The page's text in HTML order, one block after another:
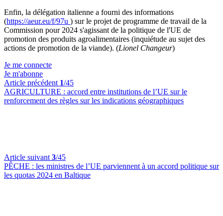
Enfin, la délégation italienne a fourni des informations
(https://aeur.eu/f/97u ) sur le projet de programme de travail de la
Commission pour 2024 s'agissant de la politique de l'UE de
promotion des produits agroalimentaires (inquiétude au sujet des
actions de promotion de la viande). (Lionel Changeur)
Je me connecte
Je m'abonne
Article précédent 1/45
AGRICULTURE : accord entre institutions de l’UE sur le
renforcement des règles sur les indications géographiques
Article suivant 3/45
PÊCHE : les ministres de l’UE parviennent à un accord politique sur
les quotas 2024 en Baltique